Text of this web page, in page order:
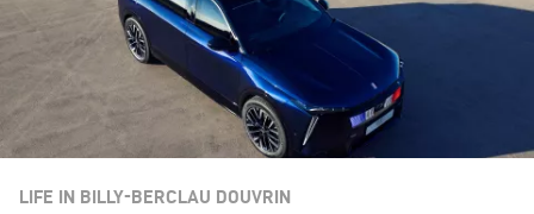
LIFE IN BILLY-BERCLAU DOUVRIN